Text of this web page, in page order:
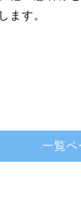
ます。
一覧ペ